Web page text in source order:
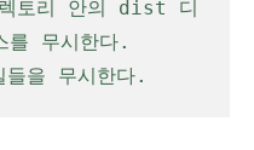
토리 안의 dist 디
를 무시한다.
을 무시한다.